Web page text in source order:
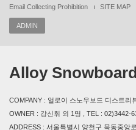
Email Collecting Prohibition SITE MAP
ADMIN
Alloy
COMPANY : 얼로이 스노우보드 디스트리
OWNER : 강신휘 외 1명 , TEL : 02)3442-
ADDRESS : 서울특별시 양천구 묵동중앙